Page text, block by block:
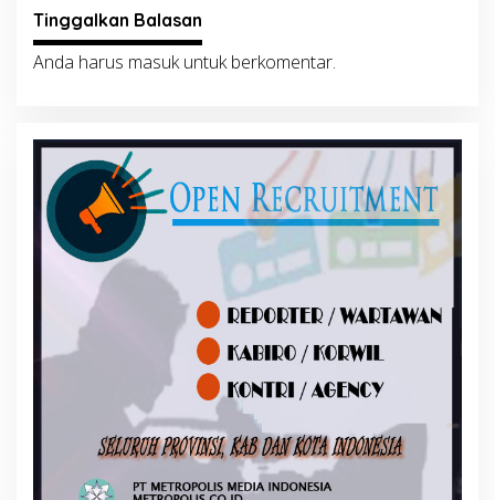
Tinggalkan Balasan
Anda harus masukuntuk berkomentar.